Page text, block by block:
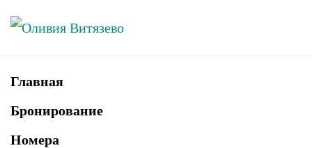
Главная
Бронирование
Номера